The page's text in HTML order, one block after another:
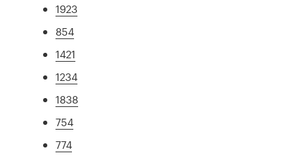
1923
854
1421
1234
1838
754
774